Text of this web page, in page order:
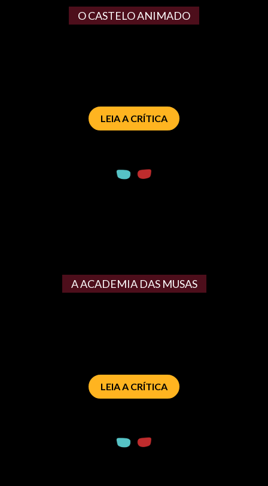
O CASTELO ANIMADO
LEIA A CRÍTICA
A ACADEMIA DAS MUSAS
LEIA A CRÍTICA